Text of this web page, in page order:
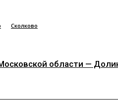
Сколково
области —